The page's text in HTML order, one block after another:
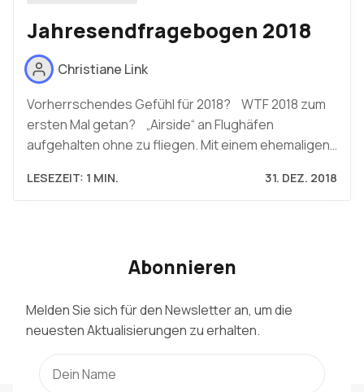
Jahresendfragebogen 2018
Christiane Link
Vorherrschendes Gefühl für 2018? WTF 2018 zum
ersten Mal getan? „Airside“ an Flughäfen
aufgehalten ohne zu fliegen. Mit einem ehemaligen…
LESEZEIT: 1 MIN. 31. DEZ. 2018
Abonnieren
Melden Sie sich für den Newsletter an, um die
neuesten Aktualisierungen zu erhalten.